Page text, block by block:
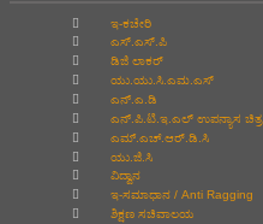
ಇ-ಕಚೇರಿ
ಎಸ್.ಎಸ್.ಪಿ
ಡಿಜಿ ಲಾಕರ್
ಯು.ಯು.ಸಿ.ಎಮ.ಎಸ್
ಎನ್.ಎ.ಡಿ
ಎನ್.ಪಿ.ಟಿ.ಇ.ಎಲ್‌ ಉಪನ್ಯಾಸ ಚಿತ್ರ
ಎಮ್.ಎಚ್.ಆರ್.ಡಿ.ಸಿ
ಯು.ಜಿ.ಸಿ
ವಿದ್ವಾನ
ಇ-ಸಮಾಧಾನ / Anti Ragging
ಶಿಕ್ಷಣ ಸಚಿವಾಲಯ